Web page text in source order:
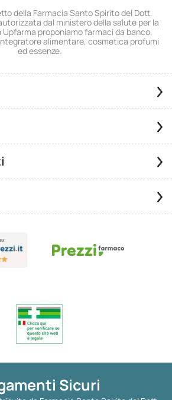
della Farmacia Santo Spirito del Dott.
dal ministero della salute per la
Upfarma proponiamo farmaci da banco,
alimentare, cosmetica profumi
ed essenze.
Sicuri